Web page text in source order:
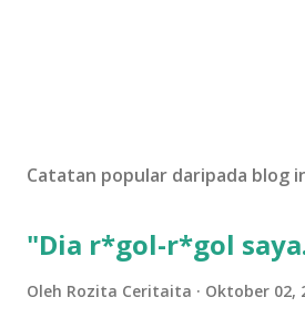
Catatan popular daripada blog
"Dia r*gol-r*gol
Oleh Rozita Ceritaita Oktober 02,